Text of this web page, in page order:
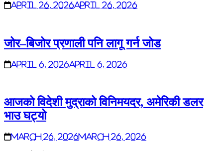
April 26, 2026April 26, 2026
जोर–बिजोर प्रणाली पनि लागू गर्न जोड
April 6, 2026April 6, 2026
आजको विदेशी मुद्राको विनिमयदर, अमेरिकी डलर
भाउ घट्यो
March 26, 2026March 26, 2026